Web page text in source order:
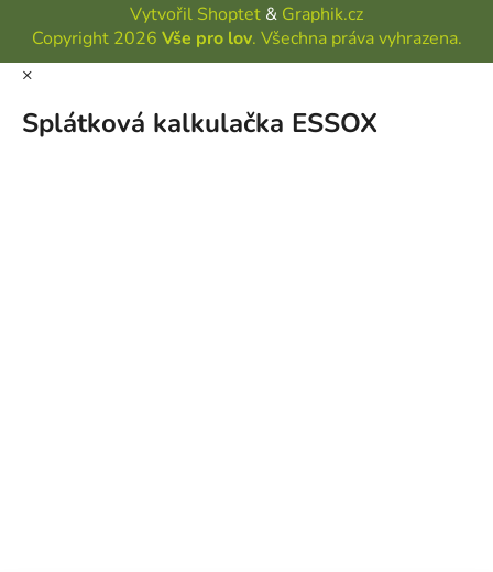
Vytvořil Shoptet & Graphik.cz
Copyright 2026 Vše pro lov. Všechna práva vyhrazena.
×
Splátková kalkulačka ESSOX